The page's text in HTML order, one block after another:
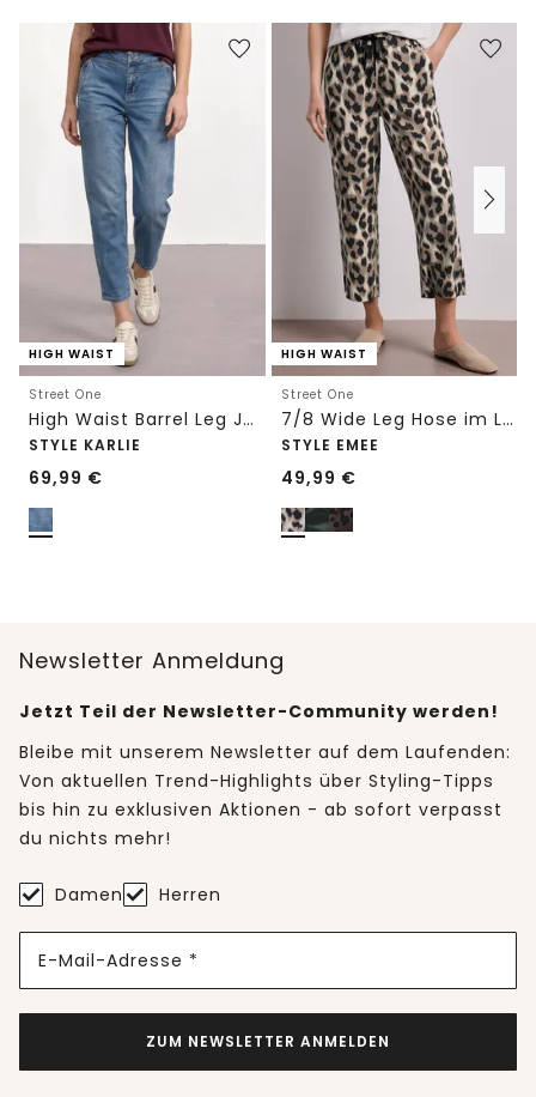
HIGH WAIST
Street One
High Waist Barrel Leg Jeans im Loose Fit
STYLE KARLIE
69,99 €
HIGH WAIST
Street One
7/8 Wide Leg Hose im Loose Fit mit Print
STYLE EMEE
49,99 €
Newsletter Anmeldung
Jetzt Teil der Newsletter-Community werden!
Bleibe mit unserem Newsletter auf dem Laufenden:
Von aktuellen Trend-Highlights über Styling-Tipps
bis hin zu exklusiven Aktionen - ab sofort verpasst
du nichts mehr!
Damen Herren
E-Mail-Adresse *
ZUM NEWSLETTER ANMELDEN